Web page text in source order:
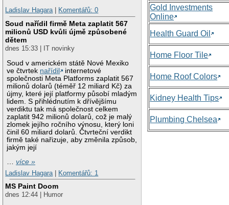
Ladislav Hagara| Komentářů: 0
Soud nařídil firmě Meta zaplatit 567
milionů USD kvůli újmě způsobené
dětem
dnes 15:33 | IT novinky
Soud v americkém státě Nové Mexiko
ve čtvrtek nařídil
internetové
společnosti Meta Platforms zaplatit 567
milionů dolarů (téměř 12 miliard Kč) za
újmy, které její platformy působí mladým
lidem. S přihlédnutím k dřívějšímu
verdiktu tak má společnost celkem
zaplatit 942 milionů dolarů, což je malý
zlomek jejího ročního výnosu, který loni
činil 60 miliard dolarů. Čtvrteční verdikt
firmě také nařizuje, aby změnila způsob,
jakým její
…více »
Ladislav Hagara
Komentářů: 1
MS Paint Doom
dnes 12:44 | Humor
Gold Investments
Online
Health Guard Oil
Home Floor Tile
Home Roof Colors
Kidney Health Tips
Plumbing Chelsea